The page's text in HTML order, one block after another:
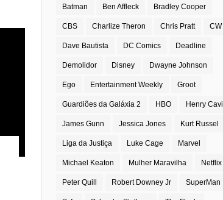
Batman Ben Affleck Bradley Cooper
CBS Charlize Theron Chris Pratt CW
Dave Bautista DC Comics Deadline
Demolidor Disney Dwayne Johnson
Ego Entertainment Weekly Groot
Guardiões da Galáxia 2 HBO Henry Cavill
James Gunn Jessica Jones Kurt Russel
Liga da Justiça Luke Cage Marvel
Michael Keaton Mulher Maravilha Netflix
Peter Quill Robert Downey Jr SuperMan